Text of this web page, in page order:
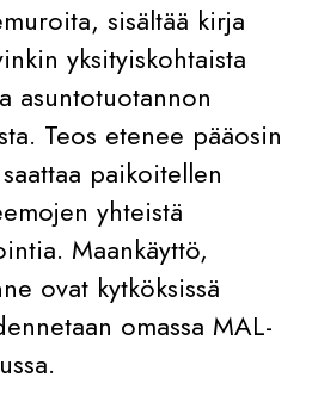
sisältää kirja
yksityiskohtaista
asuntotuotannon
Teos etenee pääosin
paikoitellen
yhteistä
Maankäyttö,
ovat kytköksissä
omassa MAL-